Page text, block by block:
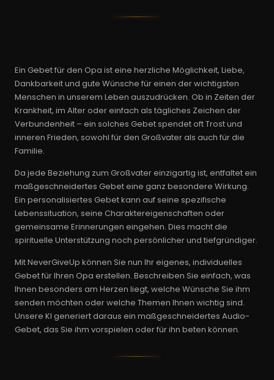
Ein Gebet für den Opa ist eine herzliche Möglichkeit, Liebe,
Dankbarkeit und gute Wünsche für einen der wichtigsten
Menschen in unserem Leben auszudrücken. Ob in Zeiten der
Krankheit, im Alter oder einfach als tägliches Zeichen der
Verbundenheit – ein solches Gebet spendet oft Trost und
inneren Frieden, sowohl für den Großvater als auch für die
Familie.
Da jede Beziehung zum Großvater einzigartig ist, entfaltet ein
maßgeschneidertes Gebet eine ganz besondere Wirkung.
Ein personalisiertes Gebet kann auf seine spezifische
Lebenssituation, seine Charaktereigenschaften oder
gemeinsame Erinnerungen eingehen. Dies macht die
spirituelle Unterstützung noch persönlicher und tiefgründiger.
Mit NeverGiveUp können Sie nun Ihr eigenes, individuelles
Gebet für Ihren Opa erstellen. Beschreiben Sie einfach, was
Ihnen besonders am Herzen liegt, welche Wünsche Sie ihm
senden möchten oder welche Themen Ihnen wichtig sind.
Unsere KI generiert daraus ein maßgeschneidertes Audio-
Gebet, das Sie ihm vorspielen oder für ihn beten können.